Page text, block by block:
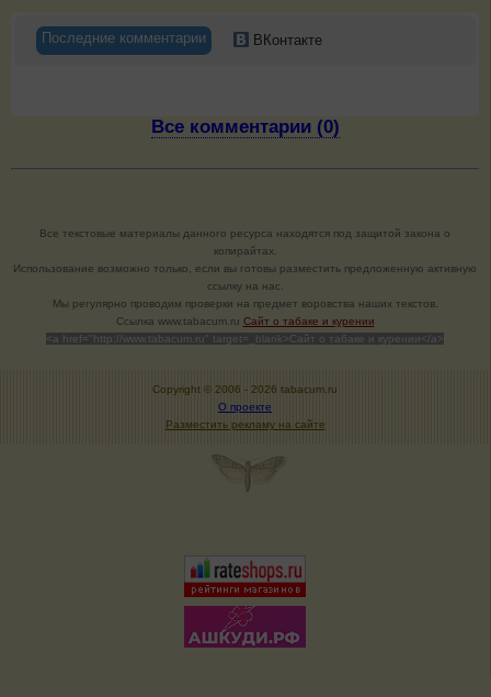
Последние комментарии ВКонтакте
Все комментарии (0)
Все текстовые материалы данного ресурса находятся под защитой закона о
копирайтах.
Использование возможно только, если вы готовы разместить предложенную активную
ссылку на нас.
Мы регулярно проводим проверки на предмет воровства наших текстов.
Cсылка www.tabacum.ru Сайт о табаке и курении
<a href="http://www.tabacum.ru" target=_blank>Сайт о табаке и курении</a>
Copyright © 2006 - 2026 tabacum.ru
О проекте
Разместить рекламу на сайте